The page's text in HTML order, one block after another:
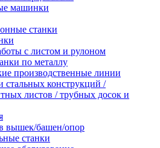
машинки
станки
с листом и рулоном
по металлу
производственные линии
стальных конструкций /
листов / трубных досок и
вышек/башен/опор
станки